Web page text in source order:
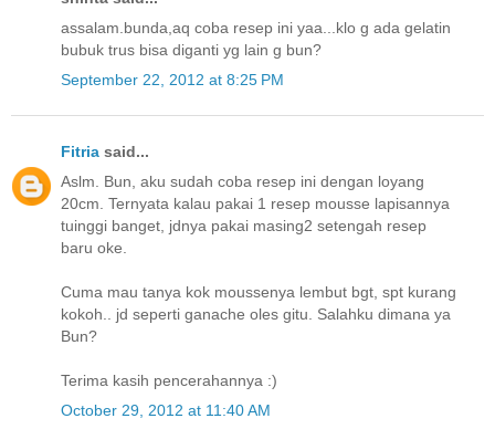
assalam.bunda,aq coba resep ini yaa...klo g ada gelatin
bubuk trus bisa diganti yg lain g bun?
September 22, 2012 at 8:25 PM
Fitria said...
Aslm. Bun, aku sudah coba resep ini dengan loyang
20cm. Ternyata kalau pakai 1 resep mousse lapisannya
tuinggi banget, jdnya pakai masing2 setengah resep
baru oke.
Cuma mau tanya kok moussenya lembut bgt, spt kurang
kokoh.. jd seperti ganache oles gitu. Salahku dimana ya
Bun?
Terima kasih pencerahannya :)
October 29, 2012 at 11:40 AM